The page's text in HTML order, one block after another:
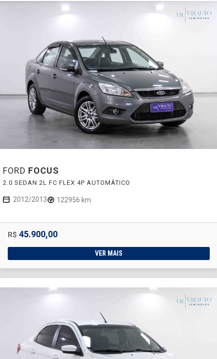
FORD FOCUS
2.0 SEDAN 2L FC FLEX 4P AUTOMÁTICO
2012/2013 122956 km
R$ 45.900,00
VER MAIS